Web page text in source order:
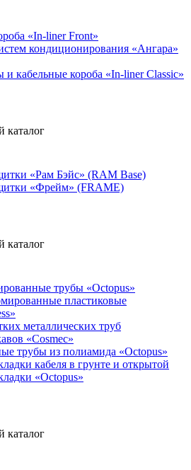
«In-liner Front»
кондиционирования «Ангара»
кабельные короба «In-liner Classic»
каталог
«Рам Бэйс» (RAM Base)
«Фрейм» (FRAME)
каталог
трубы «Octopus»
пластиковые
металлических труб
«Cosmec»
трубы из полиамида «Octopus»
кабеля в грунте и открытой
«Octopus»
каталог